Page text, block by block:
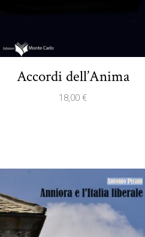
Accordi dell’Anima
18,00€